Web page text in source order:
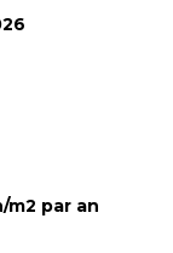
m2 par an